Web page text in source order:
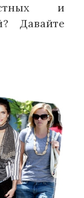
и
Давайте